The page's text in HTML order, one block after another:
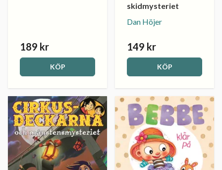
189 kr
KÖP
skidmysteriet
Dan Höjer
149 kr
KÖP